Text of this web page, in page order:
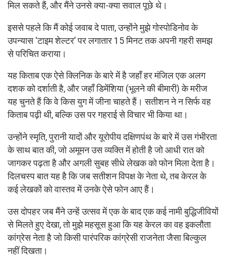
मिल सकते हैं, और मैंने उनसे क्या-क्या सवाल पूछे थे।
इससे पहले कि मैं कोई जवाब दे पाता, उन्होंने मुझे गोस्पोडिनोव के
उपन्यास ‘टाइम शेल्टर’ पर लगातार 15 मिनट तक अपनी गहरी समझ
से परिचित कराया।
यह किताब एक ऐसे क्लिनिक के बारे में है जहाँ हर मंजिल एक अलग
दशक को दर्शाती है, और जहाँ डिमेंशिया (भूलने की बीमारी) के मरीज
यह चुनते हैं कि वे किस युग में जीना चाहते हैं। सतीशन ने न सिर्फ वह
किताब पढ़ी थी, बल्कि उस पर गहराई से विचार भी किया था।
उन्होंने स्मृति, पुरानी यादों और यूरोपीय दक्षिणपंथ के बारे में उस गंभीरता
के साथ बात की, जो अमूमन उस व्यक्ति में होती है जो आधी रात को
जागकर पढ़ता है और अगली सुबह सीधे लेखक को फोन मिला देता है।
दिलचस्प बात यह है कि जब सतीशन विपक्ष के नेता थे, तब केरल के
कई लेखकों को वास्तव में उनके ऐसे फोन आए हैं।
उस दोपहर जब मैंने उन्हें उत्सव में एक के बाद एक कई नामी बुद्धिजीवियों
से मिलते हुए देखा, तो मुझे महसूस हुआ कि यह केरल का वह इकलौता
कांग्रेस नेता है जो किसी पारंपरिक कांग्रेसी राजनेता जैसा बिल्कुल
नहीं दिखता।